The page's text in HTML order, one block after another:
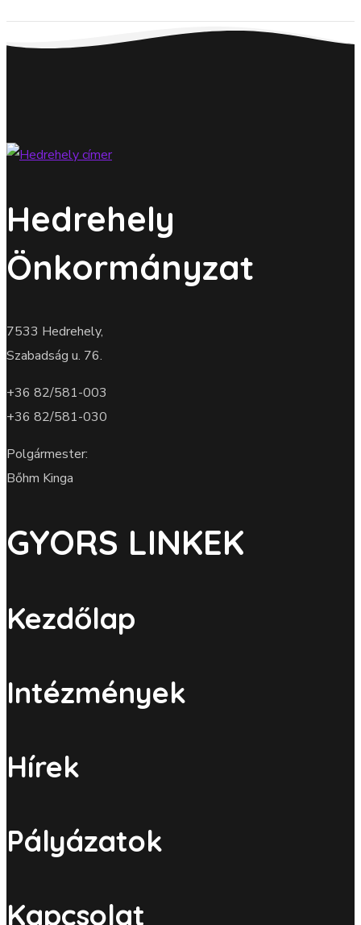
Hedrehely
Önkormányzat
7533 Hedrehely,
Szabadság u. 76.
+36 82/581-003
+36 82/581-030
Polgármester:
Bőhm Kinga
GYORS LINKEK
Kezdőlap
Intézmények
Hírek
Pályázatok
Kapcsolat